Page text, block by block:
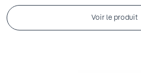
Voir le produit